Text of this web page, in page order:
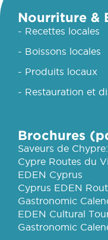
Nourriture &
- Recettes locales
- Boissons locales
- Produits locaux
- Restauration et
Brochures
Saveurs de
Cypre Routes du
EDEN Cyprus
Cyprus EDEN
Gastronomic
EDEN Cultural
Gastronomic